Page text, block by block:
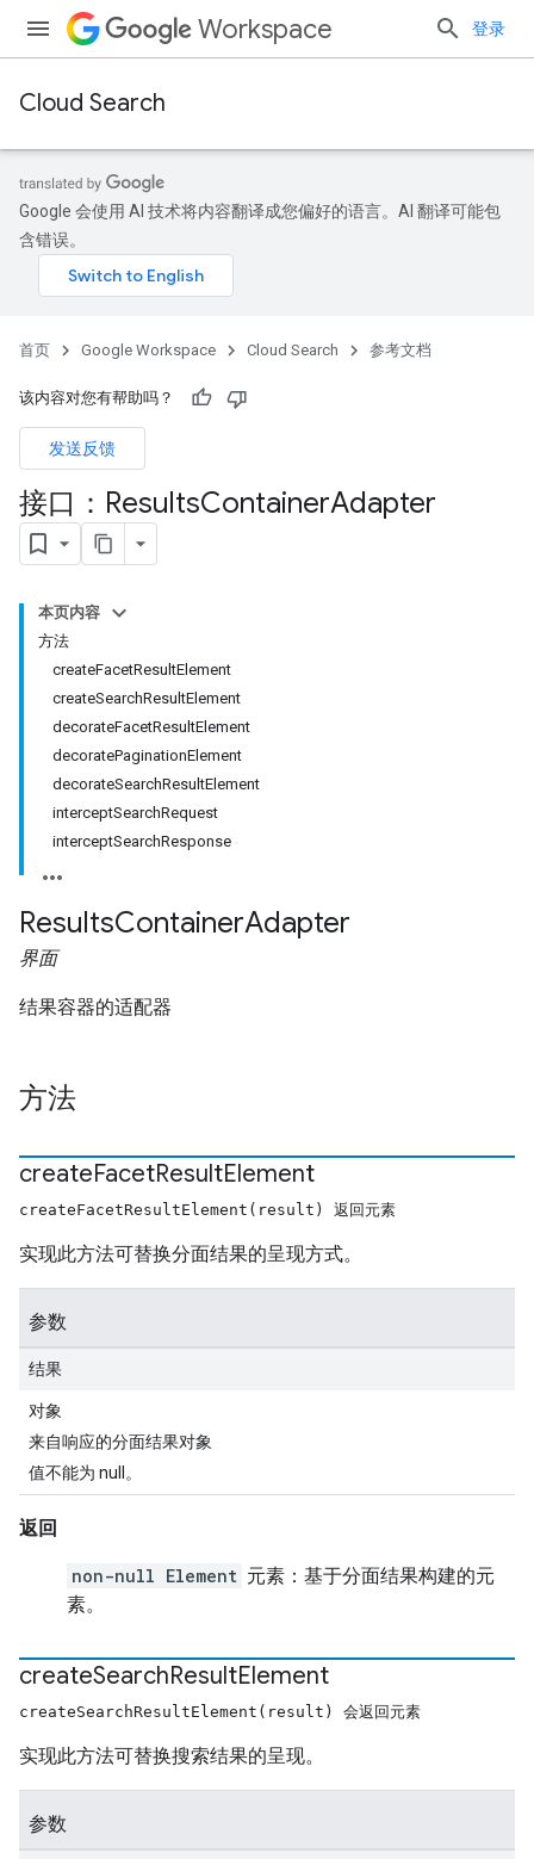
Workspace 登录
Cloud Search
Google 会使用 AI 技术将内容翻译成您偏好的语言。AI 翻译可能包
含错误。
首页 Google Workspace Cloud Search 参考文档
该内容对您有帮助吗？
发送反馈
接口：ResultsContainerAdapter
本页内容
方法
createFacetResultElement
createSearchResultElement
decorateFacetResultElement
decoratePaginationElement
decorateSearchResultElement
interceptSearchRequest
interceptSearchResponse
ResultsContainerAdapter
界面
结果容器的适配器
方法
createFacetResultElement
createFacetResultElement(result) 返回元素
实现此方法可替换分面结果的呈现方式。
参数
结果
对象
来自响应的分面结果对象
值不能为 null。
返回
non-null Element 元素：基于分面结果构建的元
素。
createSearchResultElement
createSearchResultElement(result) 会返回元素
实现此方法可替换搜索结果的呈现。
参数